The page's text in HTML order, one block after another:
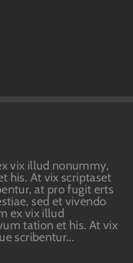
vix illud nonummy,
his. At vix scriptaset
at pro fugit erts
sed et vivendo
ex vix illud
tation et his. At vix
scribentur...